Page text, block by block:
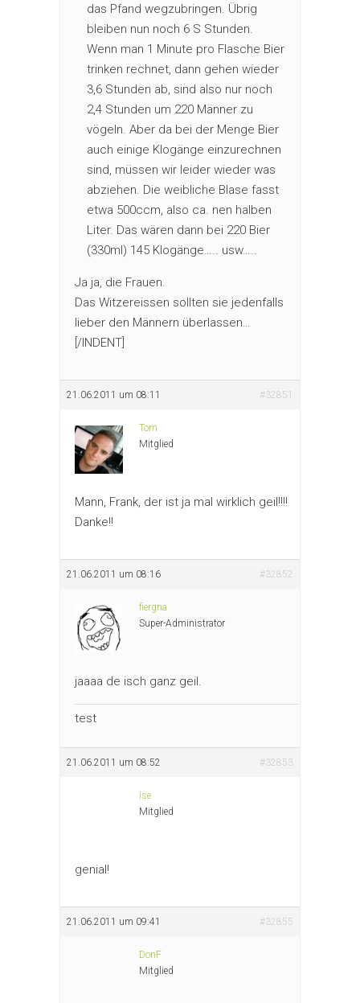
das Pfand wegzubringen. Übrig
bleiben nun noch 6 S Stunden.
Wenn man 1 Minute pro Flasche Bier
trinken rechnet, dann gehen wieder
3,6 Stunden ab, sind also nur noch
2,4 Stunden um 220 Männer zu
vögeln. Aber da bei der Menge Bier
auch einige Klogänge einzurechnen
sind, müssen wir leider wieder was
abziehen. Die weibliche Blase fasst
etwa 500ccm, also ca. nen halben
Liter. Das wären dann bei 220 Bier
(330ml) 145 Klogänge….. usw…..
Ja ja, die Frauen.
Das Witzereissen sollten sie jedenfalls
lieber den Männern überlassen…
[/INDENT]
21.06.2011 um 08:11 #32851
Tom
Mitglied
Mann, Frank, der ist ja mal wirklich geil!!!!
Danke!!
21.06.2011 um 08:16 #32852
fiergna
Super-Administrator
jaaaa de isch ganz geil.
test
21.06.2011 um 08:52 #32853
ise
Mitglied
genial!
21.06.2011 um 09:41 #32855
DonF
Mitglied